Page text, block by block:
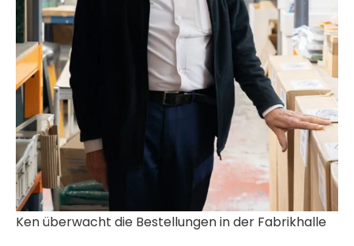
Ken überwacht die Bestellungen in der Fabrikhalle